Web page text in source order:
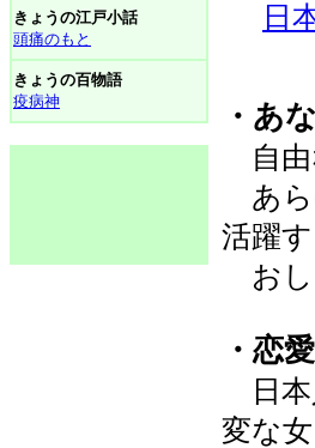
きょうの江戸小話
頭痛のもと
きょうの百物語
疫病神
日
・あ
自由
あら
活躍す
おし
・恋
日本
変な